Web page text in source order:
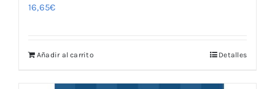
16,65€
Añadir al carrito Detalles